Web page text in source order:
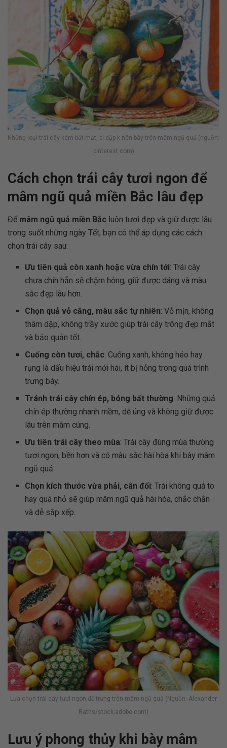
Những loại trái cây kém bắt mắt, bị dập k nên bày trên mâm ngũ quả (nguồn:
pinterest.com)
Cách chọn trái cây tươi ngon để
mâm ngũ quả miền Bắc lâu đẹp
Để mâm ngũ quả miền Bắc luôn tươi đẹp và giữ được lâu
trong suốt những ngày Tết, bạn có thể áp dụng các cách
chọn trái cây sau:
Ưu tiên quả còn xanh hoặc vừa chín tới: Trái cây
chưa chín hẳn sẽ chậm hỏng, giữ được dáng và màu
sắc đẹp lâu hơn.
Chọn quả vỏ căng, màu sắc tự nhiên: Vỏ mịn, không
thâm dập, không trầy xước giúp trái cây trông đẹp mắt
và bảo quản tốt.
Cuống còn tươi, chắc: Cuống xanh, không héo hay
rụng là dấu hiệu trái mới hái, ít bị hỏng trong quá trình
trưng bày.
Tránh trái cây chín ép, bóng bất thường: Những quả
chín ép thường nhanh mềm, dễ úng và không giữ được
lâu trên mâm cúng.
Ưu tiên trái cây theo mùa: Trái cây đúng mùa thường
tươi ngon, bền hơn và có màu sắc hài hòa khi bày mâm
ngũ quả.
Chọn kích thước vừa phải, cân đối: Trái không quá to
hay quá nhỏ sẽ giúp mâm ngũ quả hài hòa, chắc chắn
và dễ sắp xếp.
Lựa chọn trái cây tươi ngon để trưng trên mâm ngũ quả (Nguồn: Alexander
Raths/stock.adobe.com)
Lưu ý phong thủy khi bày mâm